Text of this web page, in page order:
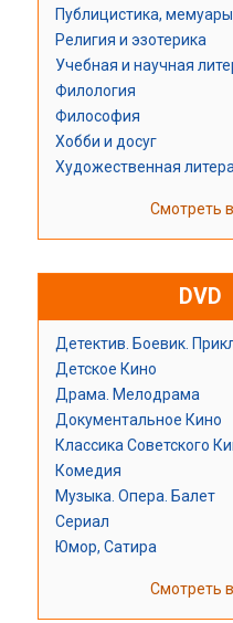
Публицистика,
Религия и эзотерика
Учебная и научная
Филология
Философия
Хобби и досуг
Художественная
Смотреть
DVD
Детектив. Боевик.
Детское Кино
Драма. Мелодрама
Документальное Кино
Классика Советского
Комедия
Музыка. Опера. Балет
Сериал
Юмор, Сатира
Смотреть